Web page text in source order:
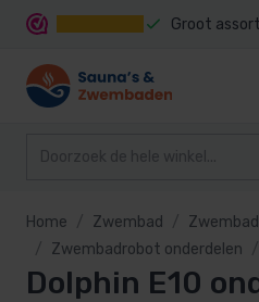
Groot
Home Zwembad
Zwembadrobot onderdelen
Dolphin E10